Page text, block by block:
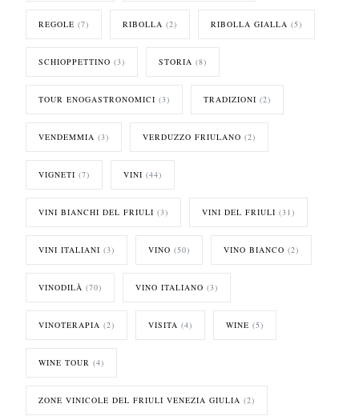
REGOLE (7) RIBOLLA (2) RIBOLLA GIALLA (5)
SCHIOPPETTINO (3) STORIA (8)
TOUR ENOGASTRONOMICI (3) TRADIZIONI (2)
VENDEMMIA (3) VERDUZZO FRIULANO (2)
VIGNETI (7) VINI (44)
VINI BIANCHI DEL FRIULI (3) VINI DEL FRIULI (31)
VINI ITALIANI (3) VINO (50) VINO BIANCO (2)
VINODILÀ (70) VINO ITALIANO (3)
VINOTERAPIA (2) VISITA (4) WINE (5)
WINE TOUR (4)
ZONE VINICOLE DEL FRIULI VENEZIA GIULIA (2)